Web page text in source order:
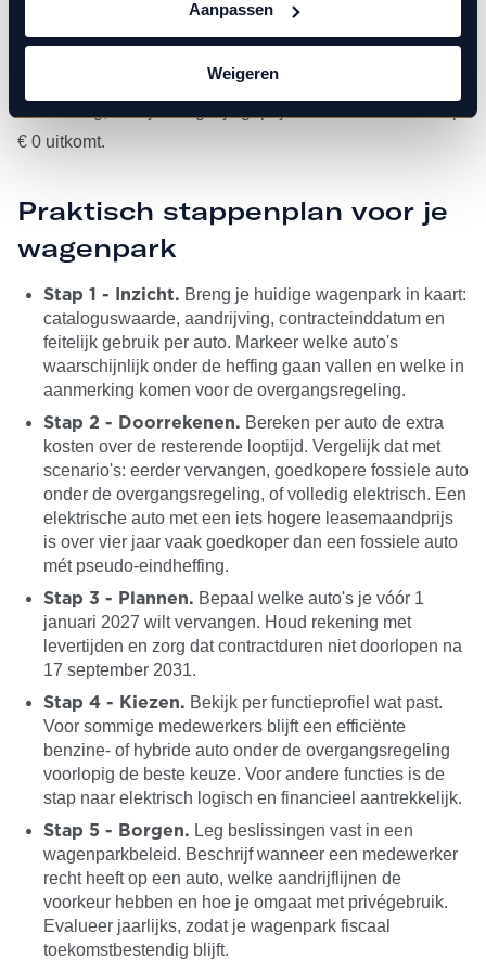
Aanpassen
Weigeren
Voor veel werkgevers is het verschil inmiddels groot
genoeg om serieus door te rekenen: een fossiele auto van
€ 50.000 kost over vier jaar € 24.000 extra aan pseudo-
€ 0 uitkomt.
Praktisch stappenplan voor je
wagenpark
Stap 1 - Inzicht. Breng je huidige wagenpark in kaart:
cataloguswaarde, aandrijving, contracteinddatum en
feitelijk gebruik per auto. Markeer welke auto's
waarschijnlijk onder de heffing gaan vallen en welke in
aanmerking komen voor de overgangsregeling.
Stap 2 - Doorrekenen. Bereken per auto de extra
kosten over de resterende looptijd. Vergelijk dat met
scenario's: eerder vervangen, goedkopere fossiele auto
onder de overgangsregeling, of volledig elektrisch. Een
elektrische auto met een iets hogere leasemaandprijs
is over vier jaar vaak goedkoper dan een fossiele auto
mét pseudo-eindheffing.
Stap 3 - Plannen. Bepaal welke auto's je vóór 1
januari 2027 wilt vervangen. Houd rekening met
levertijden en zorg dat contractduren niet doorlopen na
17 september 2031.
Stap 4 - Kiezen. Bekijk per functieprofiel wat past.
Voor sommige medewerkers blijft een efficiënte
benzine- of hybride auto onder de overgangsregeling
voorlopig de beste keuze. Voor andere functies is de
stap naar elektrisch logisch en financieel aantrekkelijk.
Stap 5 - Borgen. Leg beslissingen vast in een
wagenparkbeleid. Beschrijf wanneer een medewerker
recht heeft op een auto, welke aandrijflijnen de
voorkeur hebben en hoe je omgaat met privégebruik.
Evalueer jaarlijks, zodat je wagenpark fiscaal
toekomstbestendig blijft.